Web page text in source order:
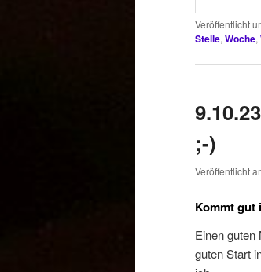
Veröffentlicht
Stelle, Woche,
;-)
Veröffentlicht
Kommt gut
Einen guten
guten Start